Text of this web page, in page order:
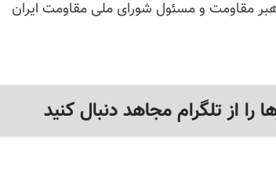
مقاومت و مسئول شورای ملی مقاومت ایران
را از تلگرام مجاهد دنبال کنید